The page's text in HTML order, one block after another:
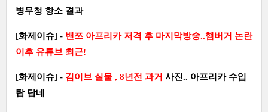
병무청 항소 결과
[화제이슈] - 밴쯔 아프리카 저격 후 마지막방송..햄버거 논란
이후 유튜브 최근!
[화제이슈] - 김이브 실물 , 8년전 과거 사진.. 아프리카 수입
탑 답네